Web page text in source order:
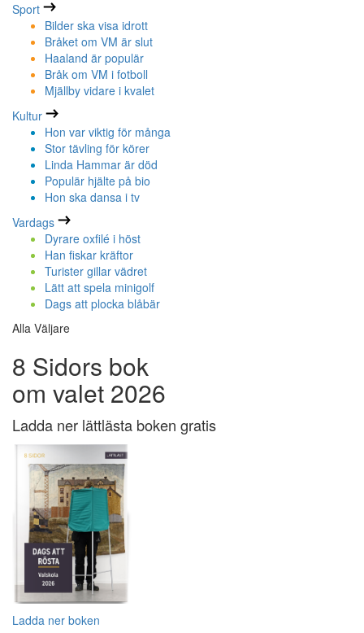
Sport
Bilder ska visa idrott
Bråket om VM är slut
Haaland är populär
Bråk om VM i fotboll
Mjällby vidare i kvalet
Kultur
Hon var viktig för många
Stor tävling för körer
Linda Hammar är död
Populär hjälte på bio
Hon ska dansa i tv
Vardags
Dyrare oxfilé i höst
Han fiskar kräftor
Turister gillar vädret
Lätt att spela minigolf
Dags att plocka blåbär
Alla Väljare
8 Sidors bok
om valet 2026
Ladda ner lättlästa boken gratis
Ladda ner boken